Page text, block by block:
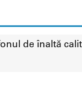
de înaltă